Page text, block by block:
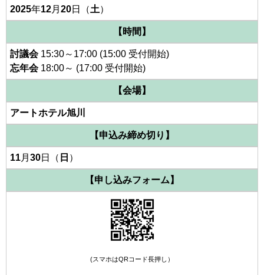
2025年12月 20日（土）
【時間】
討議会15:30～17:00 (15:00 受付開始)
忘年会18:00～ (17:00 受付開始)
【会場】
アートホテル旭川
【申込み締め切り】
11月 30日（ 日 ）
【申し込みフォーム】
(スマホはQRコード長押し）